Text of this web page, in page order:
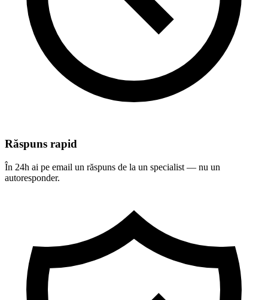
Răspuns rapid
În 24h ai pe email un răspuns de la un specialist — nu un
autoresponder.